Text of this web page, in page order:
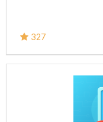
327